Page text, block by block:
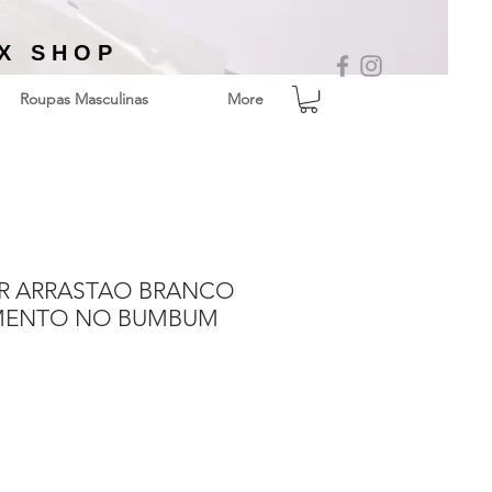
SHOP
Roupas Masculinas More
ARRASTAO BRANCO
NO BUMBUM